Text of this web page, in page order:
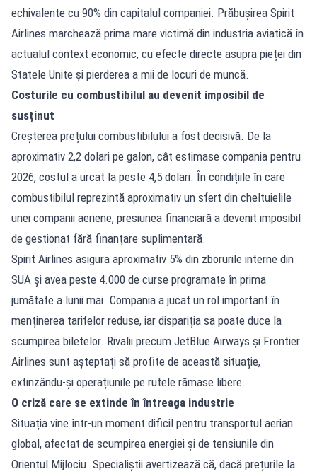
echivalente cu 90% din capitalul companiei. Prăbușirea Spirit
Airlines marchează prima mare victimă din industria aviatică în
actualul context economic, cu efecte directe asupra pieței din
Statele Unite și pierderea a mii de locuri de muncă.
Costurile cu combustibilul au devenit imposibil de
susținut
Creșterea prețului combustibilului a fost decisivă. De la
aproximativ 2,2 dolari pe galon, cât estimase compania pentru
2026, costul a urcat la peste 4,5 dolari. În condițiile în care
combustibilul reprezintă aproximativ un sfert din cheltuielile
unei companii aeriene, presiunea financiară a devenit imposibil
de gestionat fără finanțare suplimentară.
Spirit Airlines asigura aproximativ 5% din zborurile interne din
SUA și avea peste 4.000 de curse programate în prima
jumătate a lunii mai. Compania a jucat un rol important în
menținerea tarifelor reduse, iar dispariția sa poate duce la
scumpirea biletelor. Rivalii precum JetBlue Airways și Frontier
Airlines sunt așteptați să profite de această situație,
extinzându-și operațiunile pe rutele rămase libere.
O criză care se extinde în întreaga industrie
Situația vine într-un moment dificil pentru transportul aerian
global, afectat de scumpirea energiei și de tensiunile din
Orientul Mijlociu. Specialiștii avertizează că, dacă prețurile la